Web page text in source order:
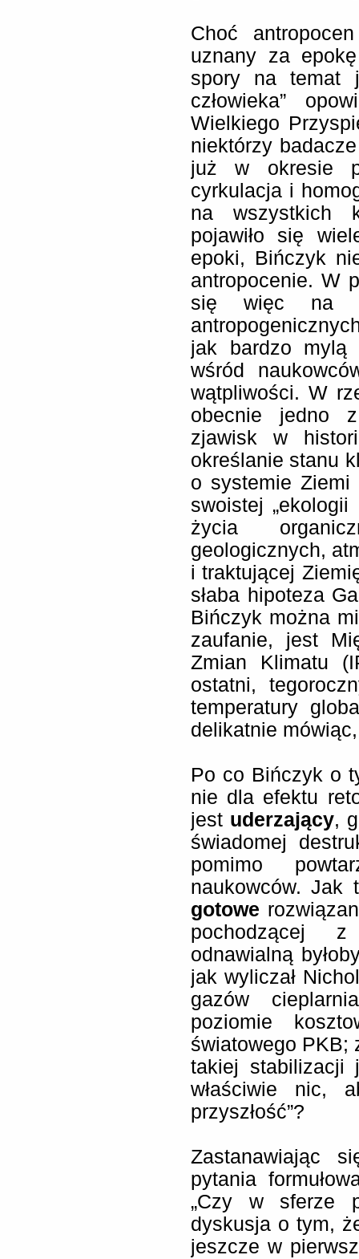
Choć
uznany za
spory na temat
człowieka”
Wielkiego
niektórzy
już w okresie
cyrkulacja i
na wszystkich
pojawiło się
epoki, Bińczyk
antropocenie. W
się więc na
jak bardzo
wśród
wątpliwości. W
obecnie jedno z
zjawisk w
określanie stanu
o systemie Ziemi
swoistej
życia
geologicznych,
i traktującej
słaba hipoteza
Bińczyk można
zaufanie, jest
Zmian Klimatu
ostatni,
temperatury
delikatnie
Po co Bińczyk o
nie dla efektu
jest uderzający,
świadomej
pomimo
naukowców. Jak
gotowe
pochodzącej
odnawialną
jak wyliczał
gazów
poziomie
światowego PKB;
takiej stabilizacji
właściwie nic,
przyszłość”?
Zastanawiając
pytania
„Czy w sferze
dyskusja o tym,
jeszcze w